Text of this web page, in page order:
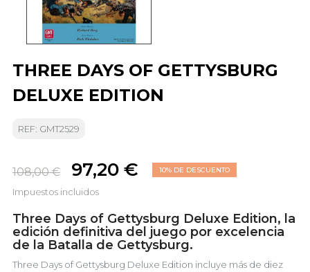
THREE DAYS OF GETTYSBURG
DELUXE EDITION
REF: GMT2529
108,00 € 97,20 € 10% DE DESCUENTO
Impuestos incluidos
Three Days of Gettysburg Deluxe Edition, la
edición definitiva del juego por excelencia
de la Batalla de Gettysburg.
Three Days of Gettysburg Deluxe Edition incluye más de diez